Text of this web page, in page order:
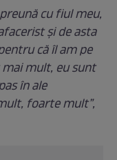
cu fiul meu,
și de asta
că îl am pe
mult, eu sunt
în ale
foarte mult”,